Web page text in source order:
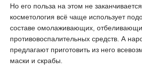
Но его польза на этом не
косметология всё чаще использует
составе омолаживающих,
противовоспалительных средств. А
предлагают приготовить из него
маски и скрабы.